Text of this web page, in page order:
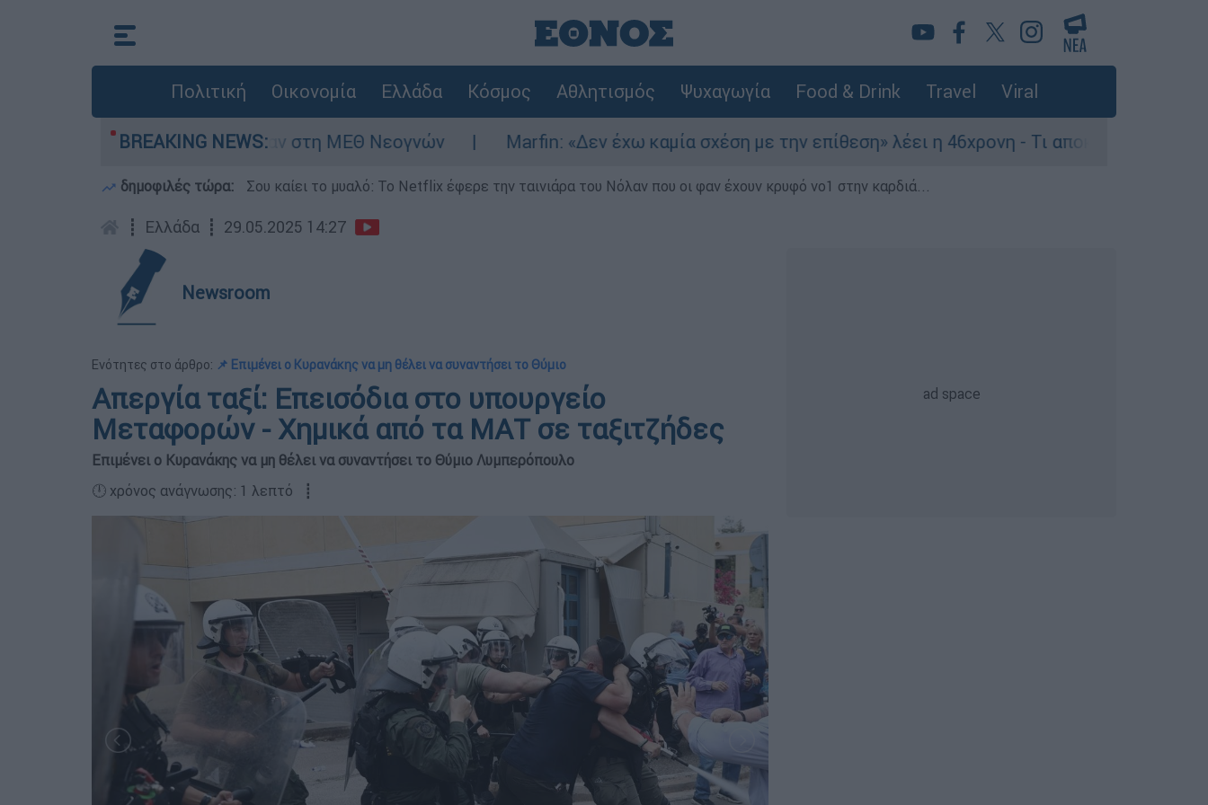
Πολιτική Οικονομία Ελλάδα Κόσμος Αθλητισμός Ψυχαγωγία Food & Drink Travel Viral
BREAKING NEWS:
ημερών - Νοσηλευόταν στη ΜΕΘ Νεογνών Marfin: «Δεν έχω καμία σχέση με την επίθεση» λέει η 46χρονη - Τι αποκάλυψε στους
δημοφιλές τώρα: Σου καίει το μυαλό: Το Netflix έφερε την ταινιάρα του Νόλαν που οι φαν έχουν κρυφό νο1 στην καρδιά...
┋ Ελλάδα ┋ 29.05.2025 14:27
Newsroom
Ενότητες στο άρθρο: 📌 Επιμένει ο Κυρανάκης να μη θέλει να συναντήσει το Θύμιο
Απεργία ταξί: Επεισόδια στο υπουργείο
Μεταφορών - Χημικά από τα ΜΑΤ σε ταξιτζήδες
Επιμένει ο Κυρανάκης να μη θέλει να συναντήσει το Θύμιο Λυμπερόπουλο
🕛 χρόνος ανάγνωσης: 1 λεπτό ┋